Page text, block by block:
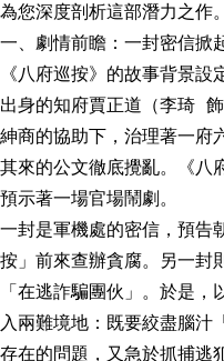
為您深度剖析這部潛力之作。
一、劇情前瞻：一封密信掀
《八府巡按》的故事背景設
出身的知府賈正道（李琦
紳商的協助下，治理著一府
其來的公文徹底攪亂。《八
預示著一場官場鬧劇。
一封是軍機處的密信，預告
按」前來查辦貪腐。另一封
「在逃詐騙團伙」。於是
入兩難境地：既要絞盡腦汁
存在的問題，又急於抓捕逃